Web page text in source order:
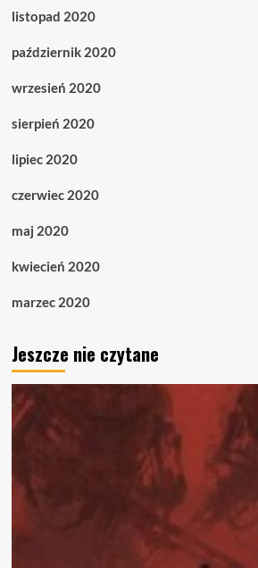
listopad 2020
październik 2020
wrzesień 2020
sierpień 2020
lipiec 2020
czerwiec 2020
maj 2020
kwiecień 2020
marzec 2020
Jeszcze nie czytane